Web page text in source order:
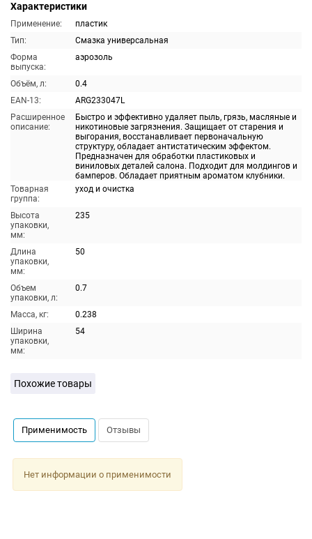
Характеристики
Применение:
пластик
Тип:
Смазка универсальная
Форма
выпуска:
аэрозоль
Объём, л:
0.4
EAN-13:
ARG233047L
Расширенное
описание:
Быстро и эффективно удаляет пыль, грязь, масляные и
никотиновые загрязнения. Защищает от старения и
выгорания, восстанавливает первоначальную
структуру, обладает антистатическим эффектом.
Предназначен для обработки пластиковых и
виниловых деталей салона. Подходит для молдингов и
бамперов. Обладает приятным ароматом клубники.
Товарная
группа:
уход и очистка
Высота
упаковки,
мм:
235
Длина
упаковки,
мм:
50
Объем
упаковки, л:
0.7
Масса, кг:
0.238
Ширина
упаковки,
мм:
54
Похожие товары
Применимость Отзывы
Нет информации о применимости